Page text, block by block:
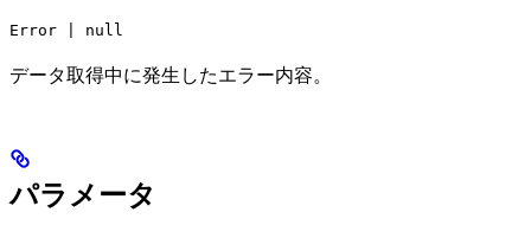
Error | null
データ取得中に発生したエラー内容。
パラメータ